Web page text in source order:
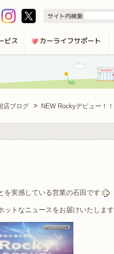
店ブログ NEW Rockyデビュー！！
を実感している営業の石田です
ットなニュースをお届けいたします